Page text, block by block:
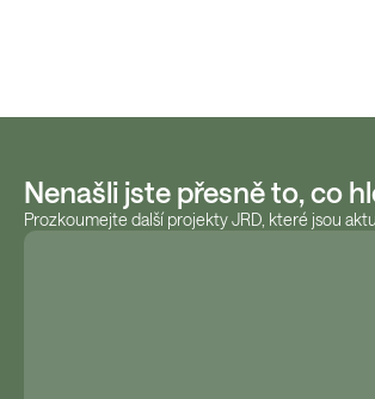
Nenašli jste přesně to, co
Prozkoumejte další projekty JRD, které jsou